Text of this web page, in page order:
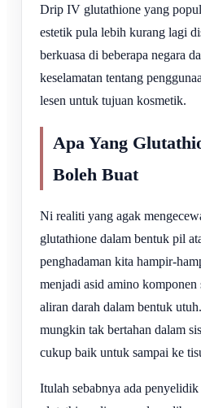
Drip IV glutathione yang
estetik pula lebih kurang lagi
berkuasa di beberapa negara
keselamatan tentang
lesen untuk tujuan kosmetik.
Apa Yang
Boleh Buat
Ni realiti yang agak
glutathione dalam bentuk pil
penghadaman kita hampir-
menjadi asid amino komponen
aliran darah dalam bentuk
mungkin tak bertahan dalam
cukup baik untuk sampai ke
Itulah sebabnya ada